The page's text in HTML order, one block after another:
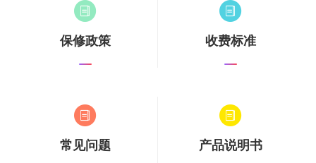
保修政策 收费标准
常见问题 产品说明书